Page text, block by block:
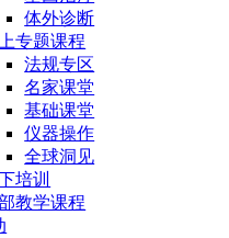
体外诊断
专题课程
法规专区
名家课堂
基础课堂
仪器操作
全球洞见
培训
教学课程